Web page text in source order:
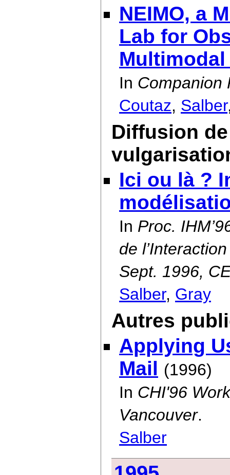
NEIMO, a
Lab for
In Companion
Coutaz, Salber
Diffusion
Ici ou là ?
In Proc.
de
Sept. 1996,
Salber, Gray
Autres
Applying
Mail (1996)
In CHI'96
Vancouver.
Salber